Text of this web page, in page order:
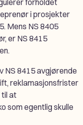
forholdet
i prosjekter
Mens NS 8405
er NS 8415
NS 8415 avgjørende
reklamasjonsfrister
til at
som egentlig skulle